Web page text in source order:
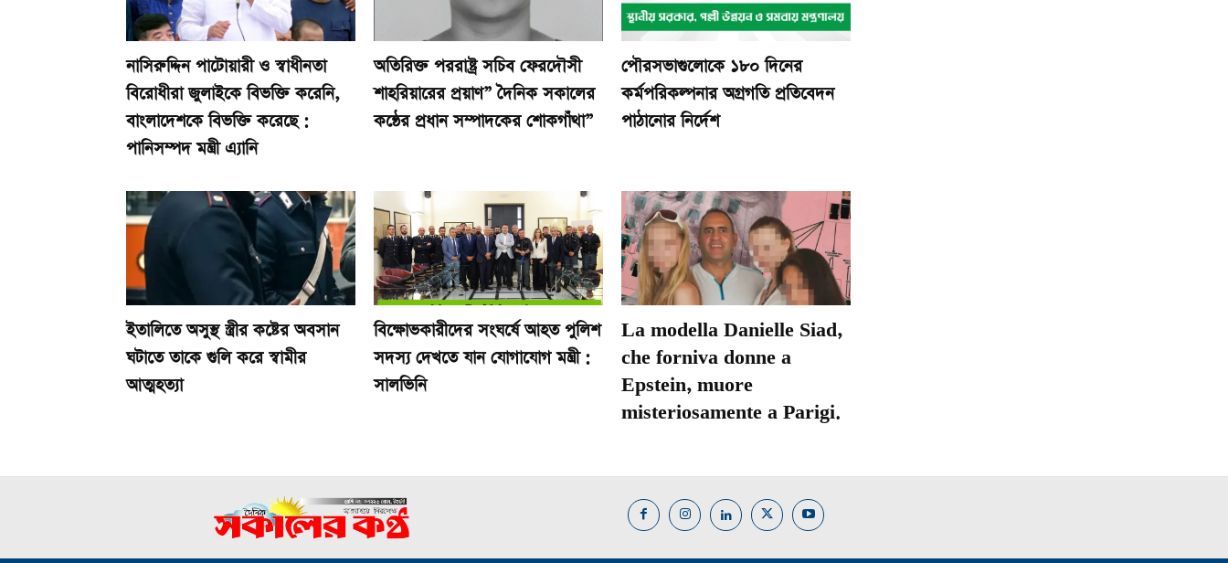
নাসিরুদ্দিন পাটোয়ারী ও স্বাধীনতা
বিরোধীরা জুলাইকে বিভক্তি করেনি,
বাংলাদেশকে বিভক্তি করেছে :
পানিসম্পদ মন্ত্রী এ্যানি
অতিরিক্ত পররাষ্ট্র সচিব ফেরদৌসী
শাহরিয়ারের প্রয়াণ” দৈনিক সকালের
কন্ঠের প্রধান সম্পাদকের শোকগাঁথা”
পৌরসভাগুলোকে ১৮০ দিনের
কর্মপরিকল্পনার অগ্রগতি প্রতিবেদন
পাঠানোর নির্দেশ
ইতালিতে অসুস্থ স্ত্রীর কষ্টের অবসান
ঘটাতে তাকে গুলি করে স্বামীর
আত্মহত্যা
বিক্ষোভকারীদের সংঘর্ষে আহত পুলিশ
সদস্য দেখতে যান যোগাযোগ মন্ত্রী :
সালভিনি
La modella Danielle Siad,
che forniva donne a
Epstein, muore
misteriosamente a Parigi.